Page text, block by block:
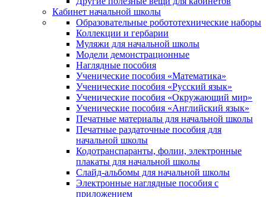
Кабинет начальной школы
Образовательные робототехнические наборы
Коллекции и гербарии
Муляжи для начальной школы
Модели демонстрационные
Наглядные пособия
Ученические пособия «Математика»
Ученические пособия «Русский язык»
Ученические пособия «Окружающий мир»
Ученические пособия «Английский язык»
Печатные материалы для начальной школы
Печатные раздаточные пособия для
начальной школы
Кодотранспаранты, фолии, электронные
плакаты для начальной школы
Слайд-альбомы для начальной школы
Электронные наглядные пособия с
приложением